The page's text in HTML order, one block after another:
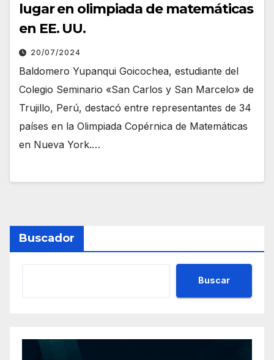
lugar en olimpiada de matemáticas
en EE. UU.
20/07/2024
Baldomero Yupanqui Goicochea, estudiante del
Colegio Seminario «San Carlos y San Marcelo» de
Trujillo, Perú, destacó entre representantes de 34
países en la Olimpiada Copérnica de Matemáticas
en Nueva York.…
Buscador
Buscar